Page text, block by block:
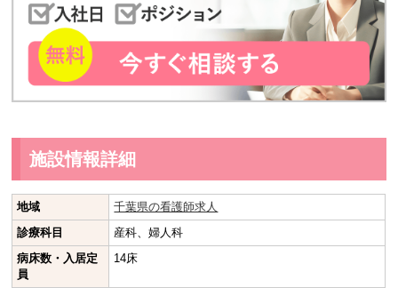
施設情報詳細
地域
千葉県の看護師求人
診療科目
産科、婦人科
病床数・入居定
員
14床